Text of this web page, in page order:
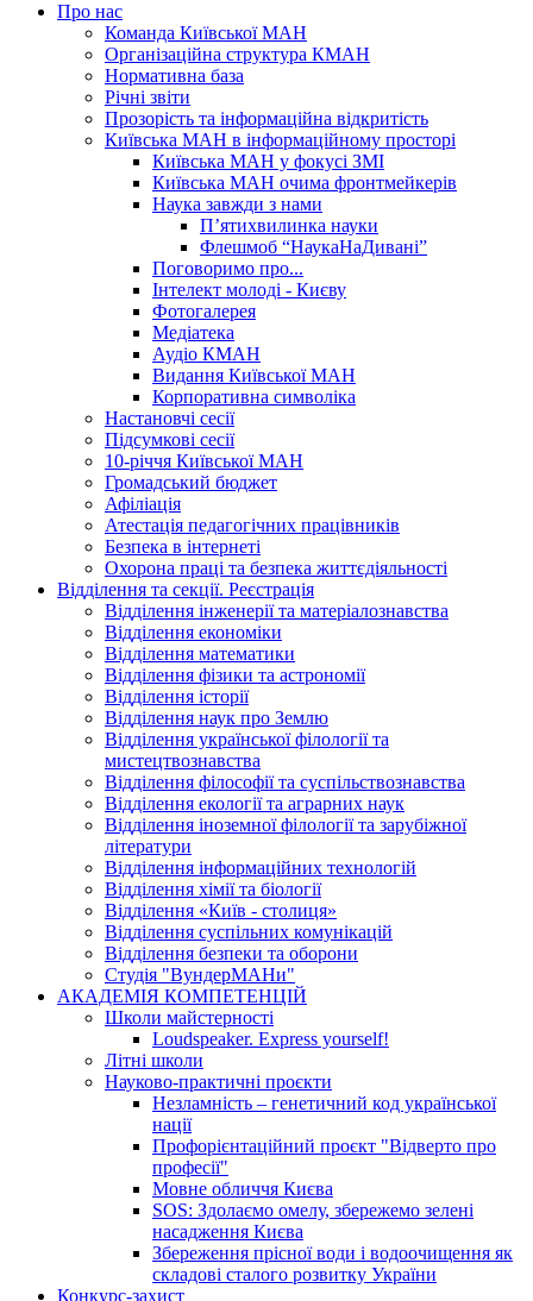
Про нас
Команда Київської МАН
Організаційна структура КМАН
Нормативна база
Річні звіти
Прозорість та інформаційна відкритість
Київська МАН в інформаційному просторі
Київська МАН у фокусі ЗМІ
Київська МАН очима фронтмейкерів
Наука завжди з нами
П’ятихвилинка науки
Флешмоб “НаукаНаДивані”
Поговоримо про...
Інтелект молоді - Києву
Фотогалерея
Медіатека
Аудіо КМАН
Видання Київської МАН
Корпоративна символіка
Настановчі сесії
Підсумкові сесії
10-річчя Київської МАН
Громадський бюджет
Афіліація
Атестація педагогічних працівників
Безпека в інтернеті
Охорона праці та безпека життєдіяльності
Відділення та секції. Реєстрація
Відділення інженерії та матеріалознавства
Відділення економіки
Відділення математики
Відділення фізики та астрономії
Відділення історії
Відділення наук про Землю
Відділення української філології та
мистецтвознавства
Відділення філософії та суспільствознавства
Відділення екології та аграрних наук
Відділення іноземної філології та зарубіжної
літератури
Відділення інформаційних технологій
Відділення хімії та біології
Відділення «Київ - столиця»
Відділення суспільних комунікацій
Відділення безпеки та оборони
Студія "ВундерМАНи"
АКАДЕМІЯ КОМПЕТЕНЦІЙ
Школи майстерності
Loudspeaker. Express yourself!
Літні школи
Науково-практичні проєкти
Незламність – генетичний код української
нації
Профорієнтаційний проєкт "Відверто про
професії"
Мовне обличчя Києва
SOS: Здолаємо омелу, збережемо зелені
насадження Києва
Збереження прісної води і водоочищення як
складові сталого розвитку України
Конкурс-захист